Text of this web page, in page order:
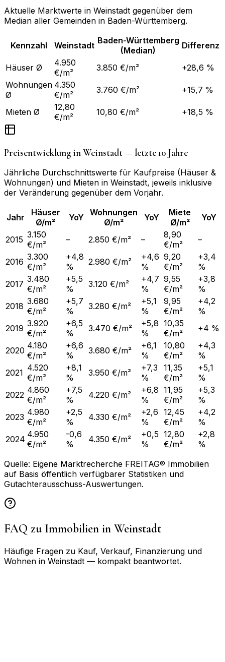
Aktuelle Marktwerte in Weinstadt gegenüber dem
Median aller Gemeinden in Baden-Württemberg.
Kennzahl Weinstadt Baden-Württemberg
(Median)
Differenz
Häuser Ø
4.950
€/m²
3.850 €/m²
+28,6 %
Wohnungen
Ø
4.350
€/m²
3.760 €/m² +15,7 %
Mieten Ø
12,80
€/m²
10,80 €/m² +18,5 %
Preisentwicklung inWeinstadt— letzte 10 Jahre
Jährliche Durchschnittswerte für Kaufpreise (Häuser &
Wohnungen) und Mieten in Weinstadt, jeweils inklusive
der Veränderung gegenüber dem Vorjahr.
Jahr
Häuser
Ø/m²
YoY
Wohnungen
Ø/m²
YoY
Miete
Ø/m²
YoY
2015 3.150
€/m²
– 2.850 €/m² –
8,90
€/m²
–
2016 3.300
€/m²
+4,8
%
2.980 €/m²
+4,6
%
9,20
€/m²
+3,4
%
2017 3.480
€/m²
+5,5
%
3.120 €/m²
+4,7
%
9,55
€/m²
+3,8
%
2018 3.680
€/m²
+5,7
%
3.280 €/m²
+5,1
%
9,95
€/m²
+4,2
%
2019 3.920
€/m²
+6,5
%
3.470 €/m²
+5,8
%
10,35
€/m²
+4 %
2020 4.180
€/m²
+6,6
%
3.680 €/m²
+6,1
%
10,80
€/m²
+4,3
%
2021 4.520
€/m²
+8,1
%
3.950 €/m²
+7,3
%
11,35
€/m²
+5,1
%
2022 4.860
€/m²
+7,5
%
4.220 €/m²
+6,8
%
11,95
€/m²
+5,3
%
2023 4.980
€/m²
+2,5
%
4.330 €/m²
+2,6
%
12,45
€/m²
+4,2
%
2024 4.950
€/m²
-0,6
%
4.350 €/m²
+0,5
%
12,80
€/m²
+2,8
%
Quelle: Eigene Marktrecherche FREITAG® Immobilien
auf Basis öffentlich verfügbarer Statistiken und
Gutachterausschuss-Auswertungen.
FAQ zu Immobilien in Weinstadt
Häufige Fragen zu Kauf, Verkauf, Finanzierung und
Wohnen in Weinstadt — kompakt beantwortet.